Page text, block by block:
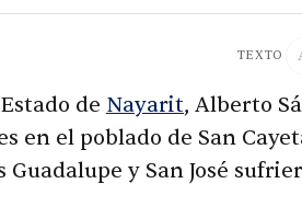
TEXTO
de Nayarit, Alberto
en el poblado de San
y San José